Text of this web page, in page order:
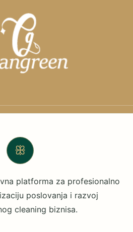
ꕥ
platforma za profesionalno
poslovanja i razvoj
cleaning biznisa.